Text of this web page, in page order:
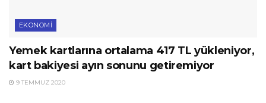
EKONOMI
Yemek kartlarına ortalama 417 TL yükleniyor,
kart bakiyesi ayın sonunu getiremiyor
9 TEMMUZ 2020